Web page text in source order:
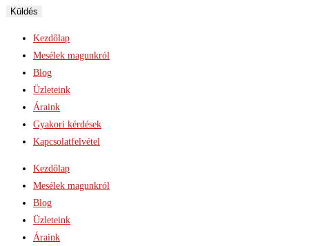
Küldés
Kezdőlap
Mesélek magunkról
Blog
Üzleteink
Áraink
Gyakori kérdések
Kapcsolatfelvétel
Kezdőlap
Mesélek magunkról
Blog
Üzleteink
Áraink